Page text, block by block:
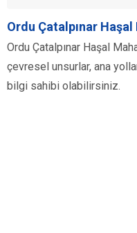
Ordu Çatalpınar
Ordu Çatalpınar Haşal
çevresel unsurlar, ana
bilgi sahibi olabilirsiniz.